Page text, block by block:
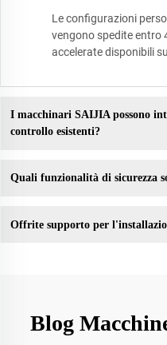
Le configurazioni
vengono spedite entro
accelerate disponibili
I macchinari SAIJIA possono
controllo esistenti?
Quali funzionalità di sicurezza
Offrite supporto per
Blog